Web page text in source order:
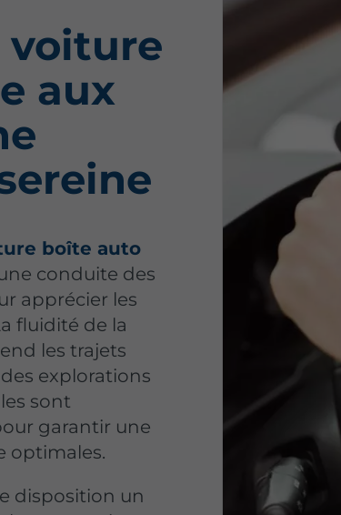
voiture
aux
boîte auto
conduite des
apprécier les
fluidité de la
les trajets
explorations
sont
garantir une
optimales.
disposition un